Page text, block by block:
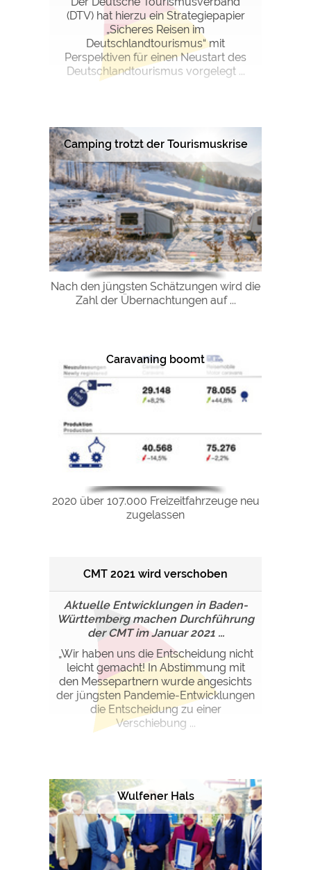
(DTV) hat hierzu ein Strategiepapier
„Sicheres Reisen im
Deutschlandtourismus“ mit
Perspektiven für einen Neustart des
Deutschlandtourismus vorgelegt ...
Camping trotzt der Tourismuskrise
Nach den jüngsten Schätzungen wird die
Zahl der Übernachtungen auf ...
Caravaning boomt
2020 über 107.000 Freizeitfahrzeuge neu
zugelassen
CMT 2021 wird verschoben
Aktuelle Entwicklungen in Baden-
Württemberg machen Durchführung
der CMT im Januar 2021 ...
„Wir haben uns die Entscheidung nicht
leicht gemacht! In Abstimmung mit
den Messepartnern wurde angesichts
der jüngsten Pandemie-Entwicklungen
die Entscheidung zu einer
Verschiebung ...
Wulfener Hals